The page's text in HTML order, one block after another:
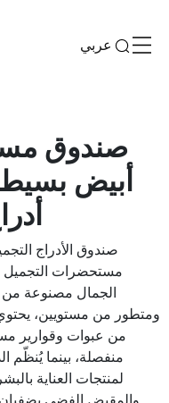
عربي
صندوق
أبيض
صندوق الأدراج
مستحضرات التجميل
الجمال مصنوعة من
ومتطور من مستويين،
من عبوات وقوارير
منفصلة، بينما يُنظّم
لمنتجات العناية